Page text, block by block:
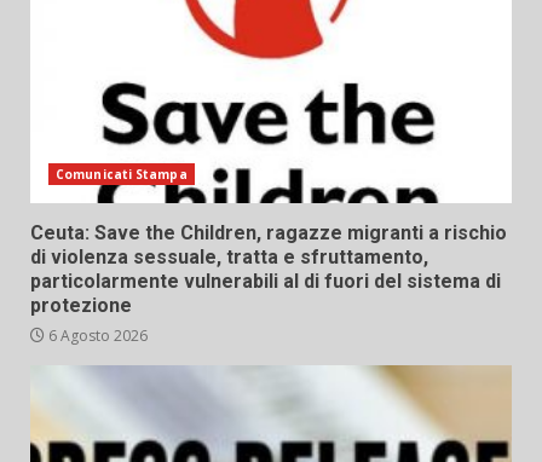
Comunicati Stampa
Ceuta: Save the Children, ragazze migranti a rischio
di violenza sessuale, tratta e sfruttamento,
particolarmente vulnerabili al di fuori del sistema di
protezione
6 Agosto 2026